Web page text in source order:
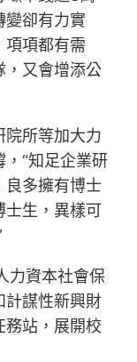
變卻有力實
項項都有需
，又會增添公
院所等加大力
“知足企業研
良多擁有博士
士生，異樣可
力資本社會保
計謀性新興財
務站，展開校